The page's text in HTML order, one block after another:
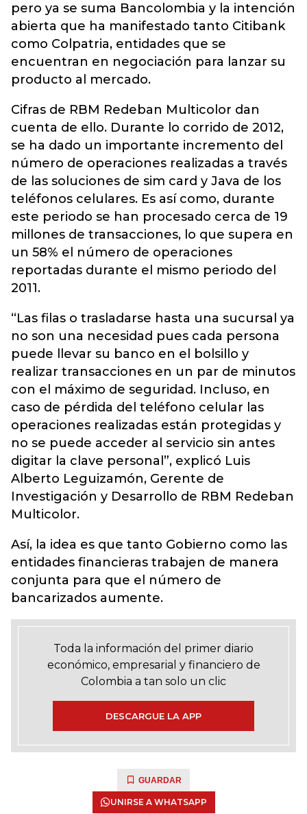
pero ya se suma Bancolombia y la intención
abierta que ha manifestado tanto Citibank
como Colpatria, entidades que se
encuentran en negociación para lanzar su
producto al mercado.
Cifras de RBM Redeban Multicolor dan
cuenta de ello. Durante lo corrido de 2012,
se ha dado un importante incremento del
número de operaciones realizadas a través
de las soluciones de sim card y Java de los
teléfonos celulares. Es así como, durante
este periodo se han procesado cerca de 19
millones de transacciones, lo que supera en
un 58% el número de operaciones
reportadas durante el mismo periodo del
2011.
“Las filas o trasladarse hasta una sucursal ya
no son una necesidad pues cada persona
puede llevar su banco en el bolsillo y
realizar transacciones en un par de minutos
con el máximo de seguridad. Incluso, en
caso de pérdida del teléfono celular las
operaciones realizadas están protegidas y
no se puede acceder al servicio sin antes
digitar la clave personal”, explicó Luis
Alberto Leguizamón, Gerente de
Investigación y Desarrollo de RBM Redeban
Multicolor.
Así, la idea es que tanto Gobierno como las
entidades financieras trabajen de manera
conjunta para que el número de
bancarizados aumente.
Toda la información del primer diario
económico, empresarial y financiero de
Colombia a tan solo un clic
DESCARGUE LA APP
GUARDAR
UNIRSE A WHATSAPP